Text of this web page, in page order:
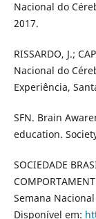
Nacional do
2017.
RISSARDO, J.;
Nacional do
Experiência,
SFN. Brain
education.
SOCIEDADE
Semana
Disponível em: